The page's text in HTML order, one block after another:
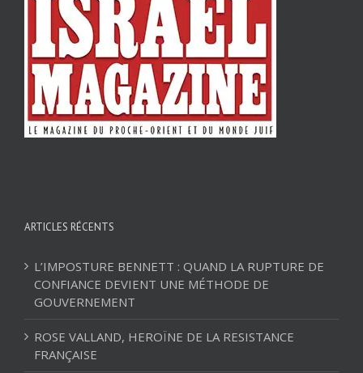
ARTICLES RÉCENTS
L’IMPOSTURE BENNETT : QUAND LA RUPTURE DE
CONFIANCE DEVIENT UNE MÉTHODE DE
GOUVERNEMENT
ROSE VALLAND, HEROÏNE DE LA RESISTANCE
FRANÇAISE